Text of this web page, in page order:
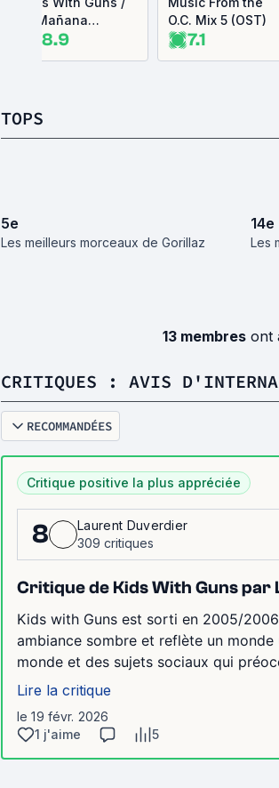
El Mañana
(Single)
8.9
O.C. Mix 5 (OST)
7.1
TOPS
5e
Les meilleurs morceaux de Gorillaz
14e
Les
13 membresont
CRITIQUES : AVIS
RECOMMANDÉES
Critique positive la plus appréciée
8
Laurent Duverdier
309 critiques
Critique de Kids With Guns
Kids with Guns est sorti en 2005/2006
ambiance sombre et reflète un
monde et des sujets sociaux qui
Lire la critique
le 19 févr. 2026
1 j'aime
5